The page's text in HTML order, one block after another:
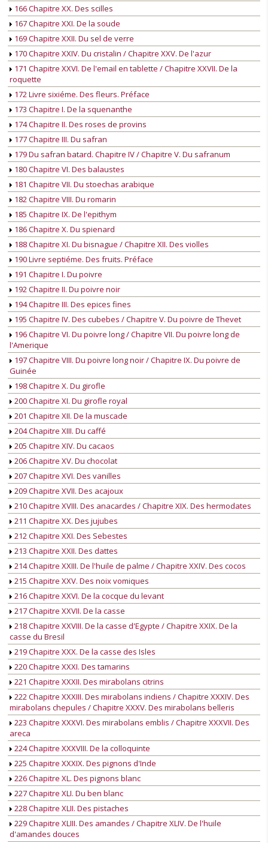
166 Chapitre XX. Des scilles
167 Chapitre XXI. De la soude
169 Chapitre XXII. Du sel de verre
170 Chapitre XXIV. Du cristalin / Chapitre XXV. De l'azur
171 Chapitre XXVI. De l'email en tablette / Chapitre XXVII. De la
roquette
172 Livre sixiéme. Des fleurs. Préface
173 Chapitre I. De la squenanthe
174 Chapitre II. Des roses de provins
177 Chapitre III. Du safran
179 Du safran batard. Chapitre IV / Chapitre V. Du safranum
180 Chapitre VI. Des balaustes
181 Chapitre VII. Du stoechas arabique
182 Chapitre VIII. Du romarin
185 Chapitre IX. De l'epithym
186 Chapitre X. Du spienard
188 Chapitre XI. Du bisnague / Chapitre XII. Des violles
190 Livre septiéme. Des fruits. Préface
191 Chapitre I. Du poivre
192 Chapitre II. Du poivre noir
194 Chapitre III. Des epices fines
195 Chapitre IV. Des cubebes / Chapitre V. Du poivre de Thevet
196 Chapitre VI. Du poivre long / Chapitre VII. Du poivre long de
l'Amerique
197 Chapitre VIII. Du poivre long noir / Chapitre IX. Du poivre de
Guinée
198 Chapitre X. Du girofle
200 Chapitre XI. Du girofle royal
201 Chapitre XII. De la muscade
204 Chapitre XIII. Du caffé
205 Chapitre XIV. Du cacaos
206 Chapitre XV. Du chocolat
207 Chapitre XVI. Des vanilles
209 Chapitre XVII. Des acajoux
210 Chapitre XVIII. Des anacardes / Chapitre XIX. Des hermodates
211 Chapitre XX. Des jujubes
212 Chapitre XXI. Des Sebestes
213 Chapitre XXII. Des dattes
214 Chapitre XXIII. De l'huile de palme / Chapitre XXIV. Des cocos
215 Chapitre XXV. Des noix vomiques
216 Chapitre XXVI. De la cocque du levant
217 Chapitre XXVII. De la casse
218 Chapitre XXVIII. De la casse d'Egypte / Chapitre XXIX. De la
casse du Bresil
219 Chapitre XXX. De la casse des Isles
220 Chapitre XXXI. Des tamarins
221 Chapitre XXXII. Des mirabolans citrins
222 Chapitre XXXIII. Des mirabolans indiens / Chapitre XXXIV. Des
mirabolans chepules / Chapitre XXXV. Des mirabolans belleris
223 Chapitre XXXVI. Des mirabolans emblis / Chapitre XXXVII. Des
areca
224 Chapitre XXXVIII. De la colloquinte
225 Chapitre XXXIX. Des pignons d'Inde
226 Chapitre XL. Des pignons blanc
227 Chapitre XLI. Du ben blanc
228 Chapitre XLII. Des pistaches
229 Chapitre XLIII. Des amandes / Chapitre XLIV. De l'huile
d'amandes douces